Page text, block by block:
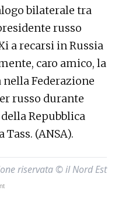
bilaterale tra
russo
a recarsi in Russia
caro amico, la
Federazione
russo durante
Repubblica
(ANSA).
riservata © il Nord Est